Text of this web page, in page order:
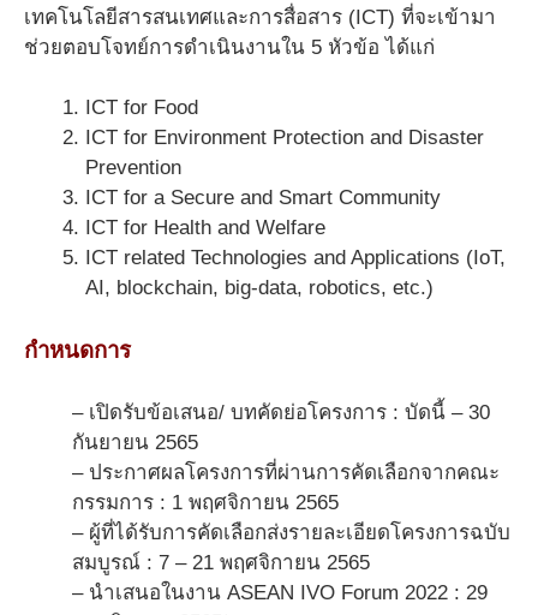
เทคโนโลยีสารสนเทศและการสื่อสาร (ICT) ที่จะเข้ามา
ช่วยตอบโจทย์การดำเนินงานใน 5 หัวข้อ ได้แก่
ICT for Food
ICT for Environment Protection and Disaster
Prevention
ICT for a Secure and Smart Community
ICT for Health and Welfare
ICT related Technologies and Applications (IoT,
AI, blockchain, big-data, robotics, etc.)
กำหนดการ
– เปิดรับข้อเสนอ/ บทคัดย่อโครงการ : บัดนี้ – 30
กันยายน 2565
– ประกาศผลโครงการที่ผ่านการคัดเลือกจากคณะ
กรรมการ : 1 พฤศจิกายน 2565
– ผู้ที่ได้รับการคัดเลือกส่งรายละเอียดโครงการฉบับ
สมบูรณ์ : 7 – 21 พฤศจิกายน 2565
– นำเสนอในงาน ASEAN IVO Forum 2022 : 29